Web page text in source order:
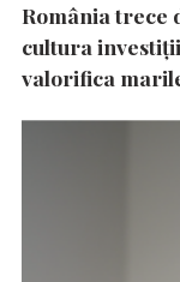
România trece
cultura
valorifica